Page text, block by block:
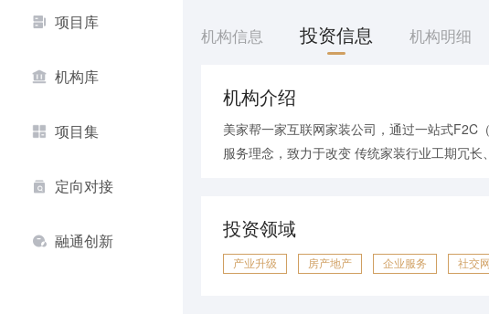
项目库
机构库
项目集
定向对接
融通创新
机构信息 投资信息 机构明细
机构介绍
美家帮一家互联网家装公司，通过一站式F2C
服务理念，致力于改变 传统家装行业工期冗
投资领域
产业升级 房产地产 企业服务 社交